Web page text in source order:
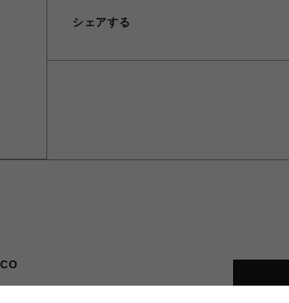
シェアする